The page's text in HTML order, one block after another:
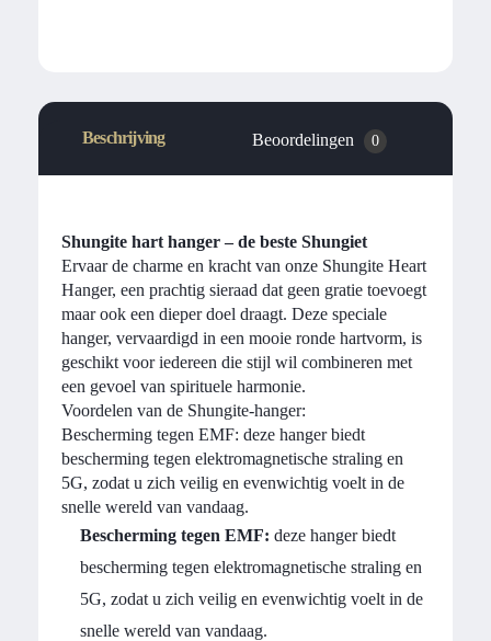
Beschrijving Beoordelingen 0
Shungite hart hanger – de beste Shungiet
Ervaar de charme en kracht van onze Shungite Heart
Hanger, een prachtig sieraad dat geen gratie toevoegt
maar ook een dieper doel draagt. Deze speciale
hanger, vervaardigd in een mooie ronde hartvorm, is
geschikt voor iedereen die stijl wil combineren met
een gevoel van spirituele harmonie.
Voordelen van de Shungite-hanger:
Bescherming tegen EMF: deze hanger biedt
bescherming tegen elektromagnetische straling en
5G, zodat u zich veilig en evenwichtig voelt in de
snelle wereld van vandaag.
Bescherming tegen EMF: deze hanger biedt
bescherming tegen elektromagnetische straling en
5G, zodat u zich veilig en evenwichtig voelt in de
snelle wereld van vandaag.